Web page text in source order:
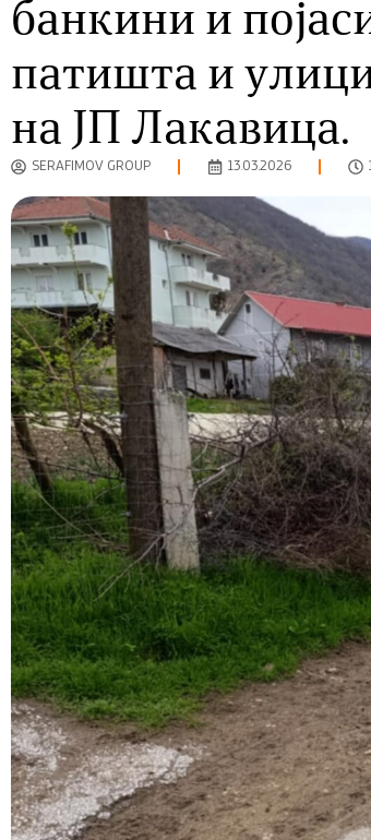
банкини и
патишта и
на ЈП Лакавица.
SERAFIMOV GROUP 13.03.2026